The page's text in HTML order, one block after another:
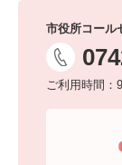
市役所コール
ご利用時間：